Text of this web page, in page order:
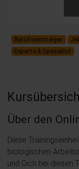
Berufseinsteiger
Experte & Spezialist
Über den
Diese
biologischen
und Dich bei diesen